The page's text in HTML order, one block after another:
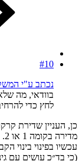
#10
נכתב ע"י
בוודאי, מה
לחץ כדי
כן, העניין שדירת
מדירה בקומה 1 או 2.